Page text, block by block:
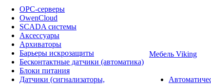
OPC-серверы
OwenCloud
SCADA системы
Аксессуары
Архиваторы
Барьеры искрозащиты
Бесконтактные датчики (автоматика)
Блоки питания
Датчики (сигнализаторы,
Мебель Viking